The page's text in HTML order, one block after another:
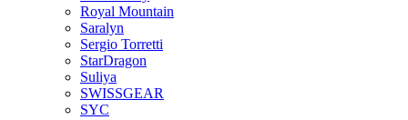
Royal Mountain
Saralyn
Sergio Torretti
StarDragon
Suliya
SWISSGEAR
SYC